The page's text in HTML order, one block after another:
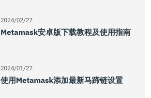
2024/02/27
Metamask安卓版下载教程及使用指南
2024/01/27
使用Metamask添加最新马蹄链设置